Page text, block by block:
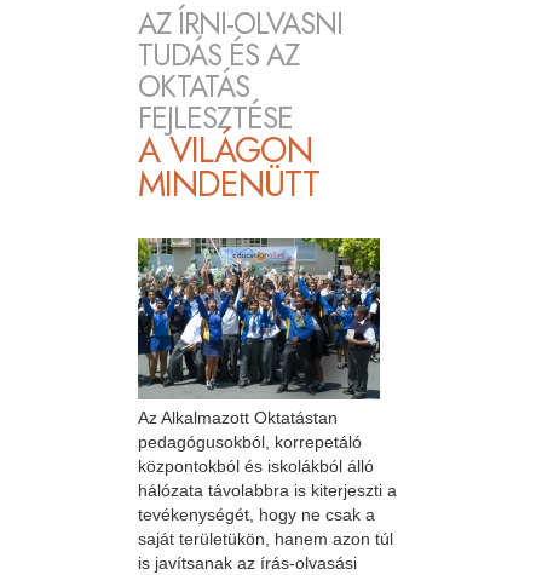
AZ ÍRNI-OLVASNI
TUDÁS ÉS AZ
OKTATÁS
FEJLESZTÉSE
A VILÁGON
MINDENÜTT
Az Alkalmazott Oktatástan
pedagógusokból, korrepetáló
központokból és iskolákból álló
hálózata távolabbra is kiterjeszti a
tevékenységét, hogy ne csak a
saját területükön, hanem azon túl
is javítsanak az írás-olvasási